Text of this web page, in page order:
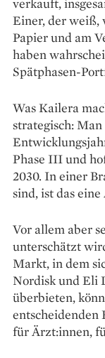
Einer, der weiß,
Papier und am
haben
Spätphasen-
Was Kailera
strategisch:
Phase III und
2030. In einer
sind, ist das eine
Vor allem aber
unterschätzt
Markt, in dem
Nordisk und Eli
überbieten,
entscheidenden
für Ärzt:innen,